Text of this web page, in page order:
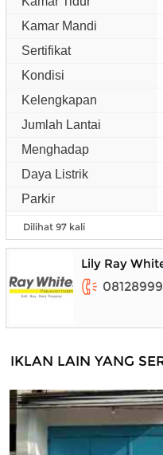
Kamar Mandi
Sertifikat
Kondisi
Kelengkapan
Jumlah Lantai
Menghadap
Daya Listrik
Parkir
Dilihat 97 kali
Lily Ray
IKLAN LAIN YANG